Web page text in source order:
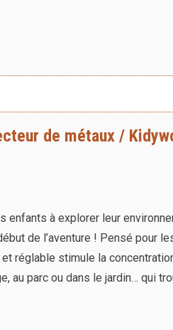
de métaux /
enfants à explorer leur
de l’aventure ! Pensé pour
réglable stimule la
au parc ou dans le jardin… qui